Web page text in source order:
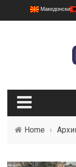
Македонски
Home ›